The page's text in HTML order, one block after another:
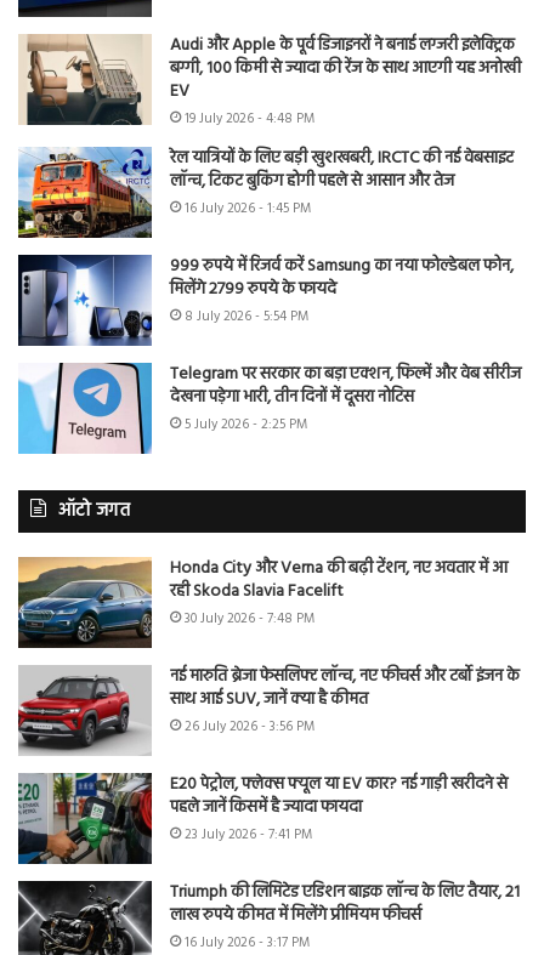
Audi और Apple के पूर्व डिजाइनरों ने बनाई लग्जरी इलेक्ट्रिक
बग्गी, 100 किमी से ज्यादा की रेंज के साथ आएगी यह अनोखी
EV
19 July 2026 - 4:48 PM
रेल यात्रियों के लिए बड़ी खुशखबरी, IRCTC की नई वेबसाइट
लॉन्च, टिकट बुकिंग होगी पहले से आसान और तेज
16 July 2026 - 1:45 PM
999 रुपये में रिजर्व करें Samsung का नया फोल्डेबल फोन,
मिलेंगे 2799 रुपये के फायदे
8 July 2026 - 5:54 PM
Telegram पर सरकार का बड़ा एक्शन, फिल्में और वेब सीरीज
देखना पड़ेगा भारी, तीन दिनों में दूसरा नोटिस
5 July 2026 - 2:25 PM
ऑटो जगत
Honda City और Verna की बढ़ी टेंशन, नए अवतार में आ
रही Skoda Slavia Facelift
30 July 2026 - 7:48 PM
नई मारुति ब्रेजा फेसलिफ्ट लॉन्च, नए फीचर्स और टर्बो इंजन के
साथ आई SUV, जानें क्या है कीमत
26 July 2026 - 3:56 PM
E20 पेट्रोल, फ्लेक्स फ्यूल या EV कार? नई गाड़ी खरीदने से
पहले जानें किसमें है ज्यादा फायदा
23 July 2026 - 7:41 PM
Triumph की लिमिटेड एडिशन बाइक लॉन्च के लिए तैयार, 21
लाख रुपये कीमत में मिलेंगे प्रीमियम फीचर्स
16 July 2026 - 3:17 PM